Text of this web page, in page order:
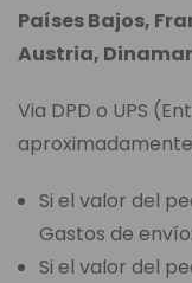
Países Bajos,
Austria,
Via DPD o UPS
Si el valor del
Gastos de
Si el valor del